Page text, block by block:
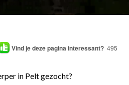
Vind je deze pagina interessant? 495
in Pelt gezocht?